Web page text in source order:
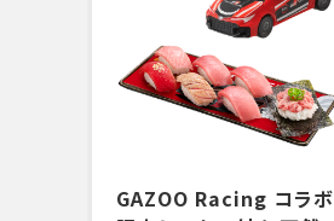
GAZOO Racing コラボ